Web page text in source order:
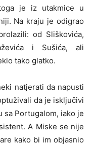
je iz utakmice u
Na kraju je odigrao
od Sliškovića,
i Sušića, ali
tako glatko.
natjerati da napusti
da je isključivi
sa Portugalom, iako je
A Miske se nije
kako bi im objasnio